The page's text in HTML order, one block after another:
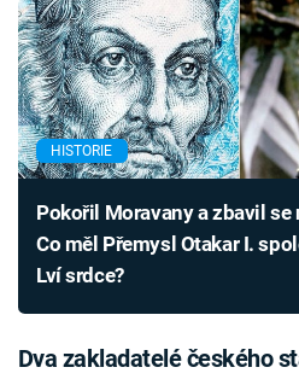
HISTORIE
Pokořil Moravany a zbavil
Co měl Přemysl Otakar I.
Lví srdce?
Dva zakladatelé českého